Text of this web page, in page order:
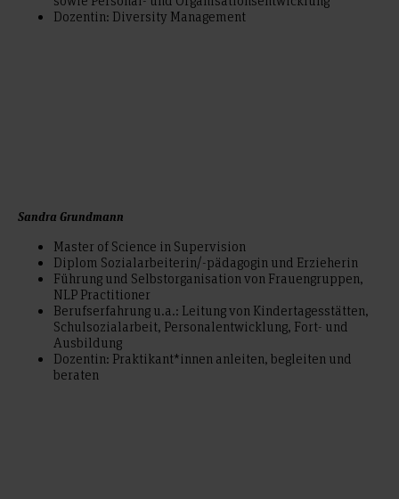
Dozentin: Diversity Management
Sandra Grundmann
Master of Science in Supervision
Diplom Sozialarbeiterin/-pädagogin und Erzieherin
Führung und Selbstorganisation von Frauengruppen,
NLP Practitioner
Berufserfahrung u.a.: Leitung von Kindertagesstätten,
Schulsozialarbeit, Personalentwicklung, Fort- und
Ausbildung
Dozentin: Praktikant*innen anleiten, begleiten und
beraten